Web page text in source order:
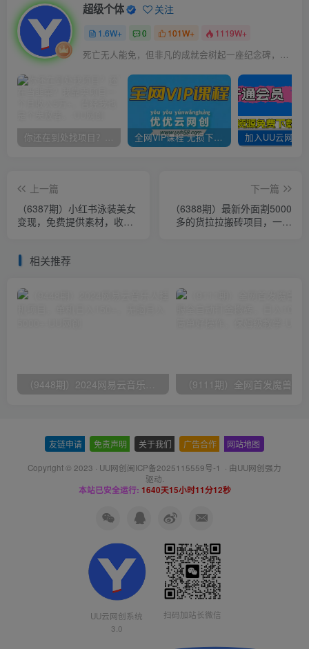
超级个体 关注
1.6W+ 0 101W+ 1119W+
死亡无人能免，但非凡的成就会树起一座纪念碑，它将一直立到太阳冷却之时
你还在到处找项目？还在当韭菜？我靠卖项目一个月收入5万+，曾经我也是个失败者。 全网VIP课程 无损下载~
上一篇
（6387期）小红书泳装美女
变现，免费提供素材，收益
下一篇
（6388期）最新外面割5000
多的货拉拉搬砖项目，一天
相关推荐
友链申请 免责声明 关于我们 广告合作 网站地图
Copyright © 2023 · UU网创闽ICP备2025115559号-1 · 由UU网创强力
驱动.
本站已安全运行: 1640天15小时11分13秒
UU云网创系统
3.0
扫码加站长微信